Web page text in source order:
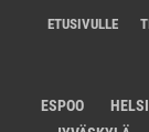
ETUSIVULLE
ESPOO